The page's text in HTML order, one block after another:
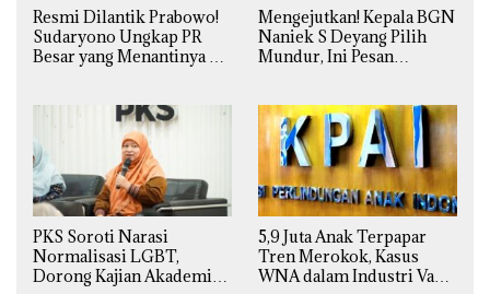
Resmi Dilantik Prabowo!
Sudaryono Ungkap PR
Besar yang Menantinya di
Mengejutkan! Kepala BGN
Naniek S Deyang Pilih
Mundur, Ini Pesan
PKS Soroti Narasi
Normalisasi LGBT,
Dorong Kajian Akademik
5,9 Juta Anak Terpapar
Tren Merokok, Kasus
WNA dalam Industri Vape